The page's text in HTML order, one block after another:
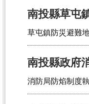
南投縣草屯
草屯鎮防災避難
南投縣政府
消防局防焰制度